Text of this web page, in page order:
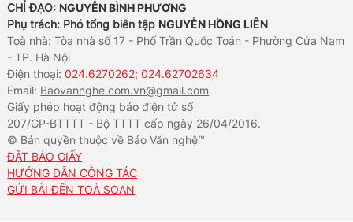
CHỈ ĐẠO: NGUYỄN BÌNH PHƯƠNG
Phụ trách: Phó tổng biên tập NGUYỄN HỒNG LIÊN
Toà nhà: Tòa nhà số 17 - Phố Trần Quốc Toản - Phường Cửa Nam
- TP. Hà Nội
Điện thoại:024.6270262; 024.62702634
Email: Baovannghe.com.vn@gmail.com
Giấy phép hoạt động báo điện tử số
207/GP-BTTTT - Bộ TTTT cấp ngày 26/04/2016.
© Bản quyền thuộc về Báo Văn nghệ™
ĐẶT BÁO GIẤY
HƯỚNG DẪN CÔNG TÁC
GỬI BÀI ĐẾN TOÀ SOẠN